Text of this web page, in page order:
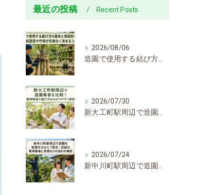
最近の投稿 Recent Posts
2026/08/06
造園で使用する結び方の基本と用途別手順！支柱固定や竹垣が失敗なく決まるコツ
2026/07/30
新大工町駅周辺で造園業者を比較！費用相場や選び方をわかりやすく解説
2026/07/24
新中川町駅周辺で造園を依頼するなら？剪定・伐採の費用相場と見積もりの流れを解説